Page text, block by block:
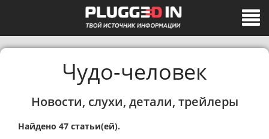
Чудо-человек
Новости, слухи, детали, трейлеры
Найдено 47 статьи(ей).